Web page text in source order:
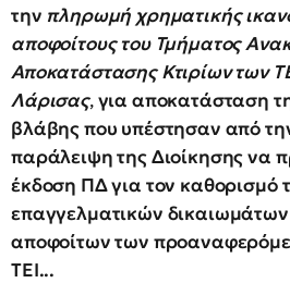
την πληρωμή χρηματικής
αποφοίτους του Τμήματος
Αποκατάστασης Κτιρίων των
Λάρισας,για αποκατάσταση
βλάβης που υπέστησαν από
παράλειψη της Διοίκησης να
έκδοση ΠΔ για τον καθορισμό
επαγγελματικών
αποφοίτων των
ΤΕΙ...